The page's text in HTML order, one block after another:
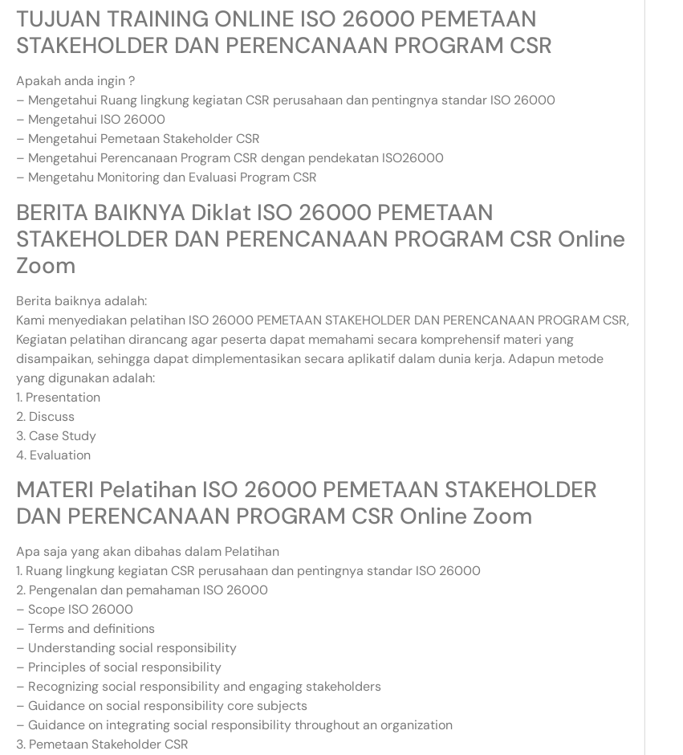
TUJUAN TRAINING ONLINE ISO 26000 PEMETAAN
STAKEHOLDER DAN PERENCANAAN PROGRAM CSR
Apakah anda ingin ?
– Mengetahui Ruang lingkung kegiatan CSR perusahaan dan pentingnya standar ISO 26000
– Mengetahui ISO 26000
– Mengetahui Pemetaan Stakeholder CSR
– Mengetahui Perencanaan Program CSR dengan pendekatan ISO26000
– Mengetahu Monitoring dan Evaluasi Program CSR
BERITA BAIKNYA Diklat ISO 26000 PEMETAAN
STAKEHOLDER DAN PERENCANAAN PROGRAM CSR Online
Zoom
Berita baiknya adalah:
Kami menyediakan pelatihan ISO 26000 PEMETAAN STAKEHOLDER DAN PERENCANAAN PROGRAM CSR,
Kegiatan pelatihan dirancang agar peserta dapat memahami secara komprehensif materi yang
disampaikan, sehingga dapat dimplementasikan secara aplikatif dalam dunia kerja. Adapun metode
yang digunakan adalah:
1. Presentation
2. Discuss
3. Case Study
4. Evaluation
MATERI Pelatihan ISO 26000 PEMETAAN STAKEHOLDER
DAN PERENCANAAN PROGRAM CSR Online Zoom
Apa saja yang akan dibahas dalam Pelatihan
1. Ruang lingkung kegiatan CSR perusahaan dan pentingnya standar ISO 26000
2. Pengenalan dan pemahaman ISO 26000
– Scope ISO 26000
– Terms and definitions
– Understanding social responsibility
– Principles of social responsibility
– Recognizing social responsibility and engaging stakeholders
– Guidance on social responsibility core subjects
– Guidance on integrating social responsibility throughout an organization
3. Pemetaan Stakeholder CSR